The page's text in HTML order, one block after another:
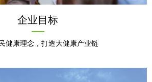
企业目标
健康理念，打造大健康产业链